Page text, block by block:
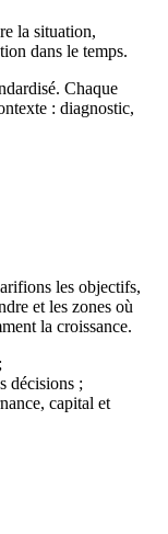
la situation,
dans le temps.
Chaque
: diagnostic,
les objectifs,
et les zones où
la croissance.
décisions ;
capital et